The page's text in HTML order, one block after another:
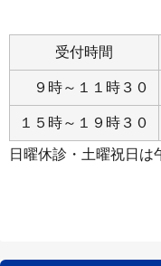
受付時間
９時～１１時３０
１５時～１９時３０
日曜休診・土曜祝日は